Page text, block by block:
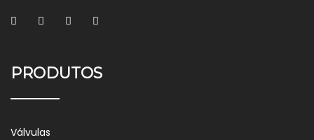
PRODUTOS
Válvulas